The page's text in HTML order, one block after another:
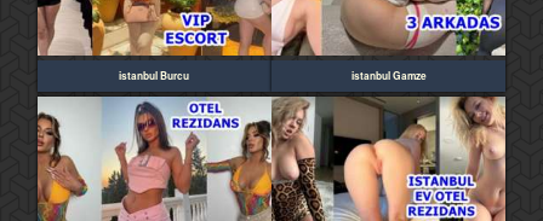
istanbul Burcu istanbul Gamze